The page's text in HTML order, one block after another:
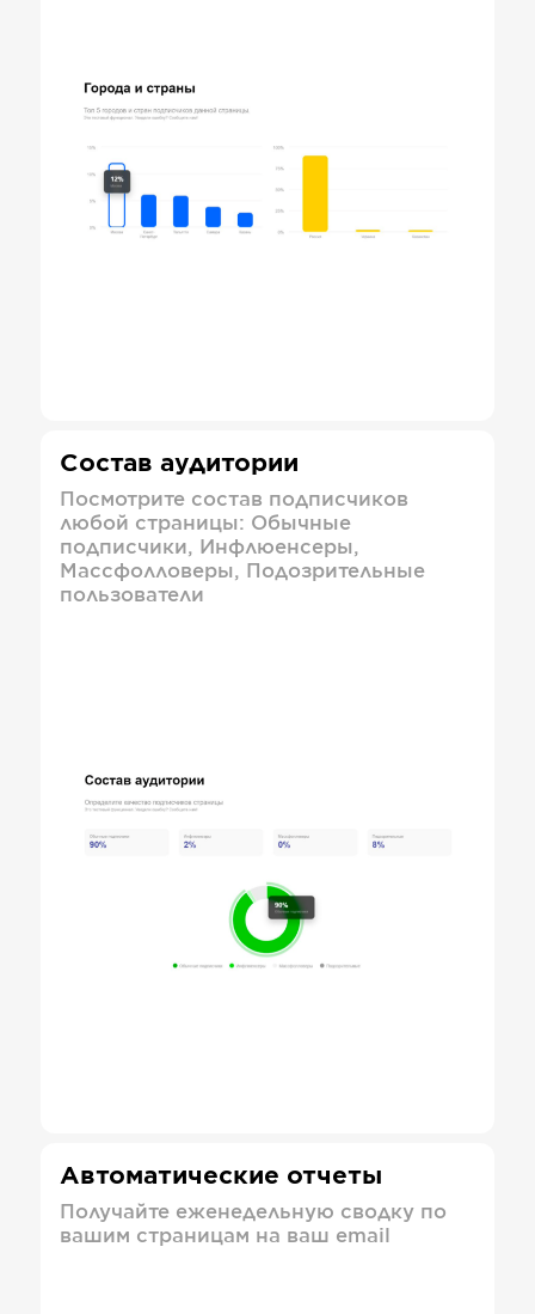
Состав аудитории
Посмотрите состав подписчиков
любой страницы: Обычные
подписчики, Инфлюенсеры,
Массфолловеры, Подозрительные
пользователи
Автоматические отчеты
Получайте еженедельную сводку по
вашим страницам на ваш email